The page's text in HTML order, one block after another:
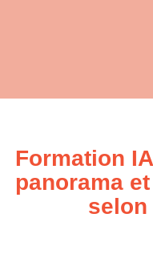
Formation
panorama